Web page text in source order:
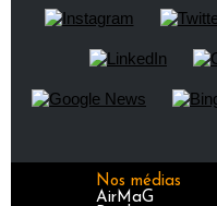
Nos médias
AirMaG